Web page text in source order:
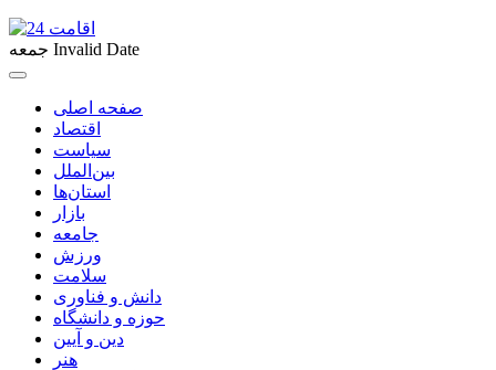
جمعه Invalid Date
صفحه اصلی
اقتصاد
سیاست
بین‌الملل
استان‌ها
بازار
جامعه
ورزش
سلامت
دانش و فناوری
حوزه و دانشگاه
دین و آیین
هنر